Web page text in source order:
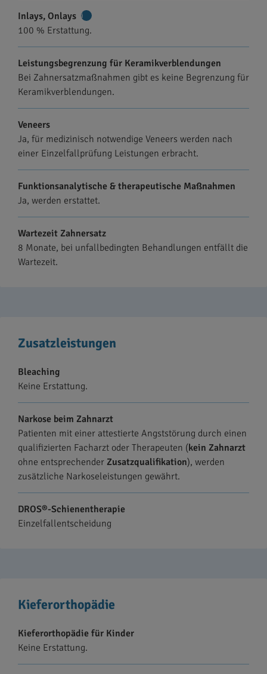
Inlays, Onlays
Informationen
100 % Erstattung.
Leistungsbegrenzung für Keramikverblendungen
Bei Zahnersatzmaßnahmen gibt es keine Begrenzung für
Keramikverblendungen.
Veneers
Ja, für medizinisch notwendige Veneers werden nach
einer Einzelfallprüfung Leistungen erbracht.
Funktionsanalytische & therapeutische Maßnahmen
Ja, werden erstattet.
Wartezeit Zahnersatz
8 Monate, bei unfallbedingten Behandlungen entfällt die
Wartezeit.
Zusatzleistungen
Bleaching
Keine Erstattung.
Narkose beim Zahnarzt
Patienten mit einer attestierte Angststörung durch einen
qualifizierten Facharzt oder Therapeuten (kein Zahnarzt
ohne entsprechender Zusatzqualifikation), werden
zusätzliche Narkoseleistungen gewährt.
DROS®-Schienentherapie
Einzelfallentscheidung
Kieferorthopädie
Kieferorthopädie für Kinder
Keine Erstattung.